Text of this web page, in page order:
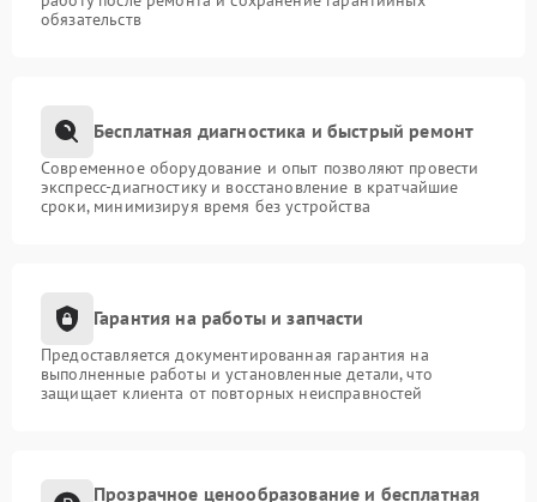
обязательств
Бесплатная диагностика и быстрый ремонт
Современное оборудование и опыт позволяют провести
экспресс-диагностику и восстановление в кратчайшие
сроки, минимизируя время без устройства
Гарантия на работы и запчасти
Предоставляется документированная гарантия на
выполненные работы и установленные детали, что
защищает клиента от повторных неисправностей
Прозрачное ценообразование и бесплатная